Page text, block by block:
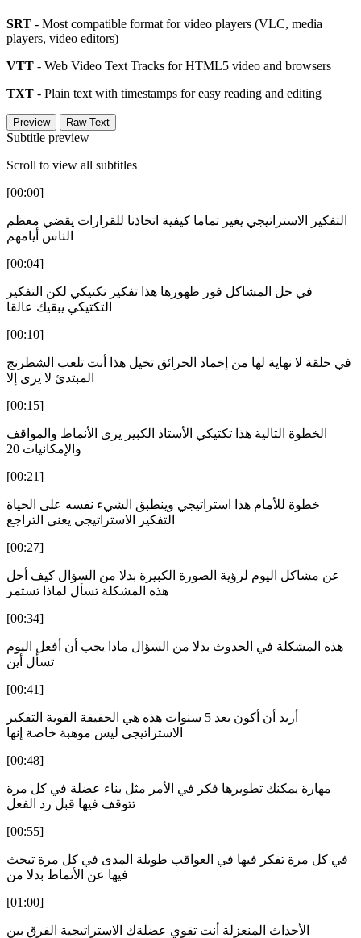
SRT - Most compatible format for video players (VLC, media
players, video editors)
VTT - Web Video Text Tracks for HTML5 video and browsers
TXT - Plain text with timestamps for easy reading and editing
Preview Raw Text
Subtitle preview
Scroll to view all subtitles
[00:00]
التفكير الاستراتيجي يغير تماما كيفية اتخاذنا للقرارات يقضي معظم
الناس أيامهم
[00:04]
في حل المشاكل فور ظهورها هذا تفكير تكتيكي لكن التفكير
التكتيكي يبقيك عالقا
[00:10]
في حلقة لا نهاية لها من إخماد الحرائق تخيل هذا أنت تلعب الشطرنج
المبتدئ لا يرى إلا
[00:15]
الخطوة التالية هذا تكتيكي الأستاذ الكبير يرى الأنماط والمواقف
والإمكانيات 20
[00:21]
خطوة للأمام هذا استراتيجي وينطبق الشيء نفسه على الحياة
التفكير الاستراتيجي يعني التراجع
[00:27]
عن مشاكل اليوم لرؤية الصورة الكبيرة بدلا من السؤال كيف أحل
هذه المشكلة تسأل لماذا تستمر
[00:34]
هذه المشكلة في الحدوث بدلا من السؤال ماذا يجب أن أفعل اليوم
تسأل أين
[00:41]
أريد أن أكون بعد 5 سنوات هذه هي الحقيقة القوية التفكير
الاستراتيجي ليس موهبة خاصة إنها
[00:48]
مهارة يمكنك تطويرها فكر في الأمر مثل بناء عضلة في كل مرة
تتوقف فيها قبل رد الفعل
[00:55]
في كل مرة تفكر فيها في العواقب طويلة المدى في كل مرة تبحث
فيها عن الأنماط بدلا من
[01:00]
الأحداث المنعزلة أنت تقوي عضلةك الاستراتيجية الفرق بين